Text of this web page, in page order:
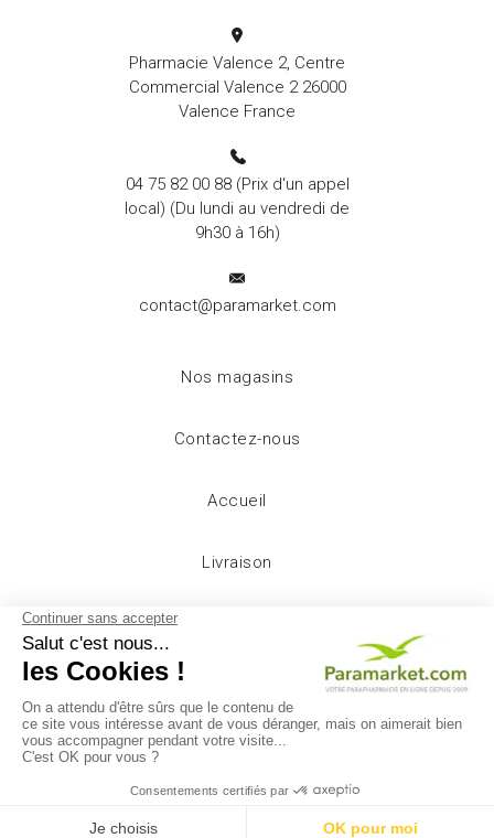
Pharmacie Valence 2, Centre
Commercial Valence 2 26000
Valence France
04 75 82 00 88(Prix d'un appel
local) (Du lundi au vendredi de
9h30 à 16h)
contact@paramarket.com
Nos magasins
Contactez-nous
Accueil
Livraison
Mentions légales
Conditions d'utilisation
A propos